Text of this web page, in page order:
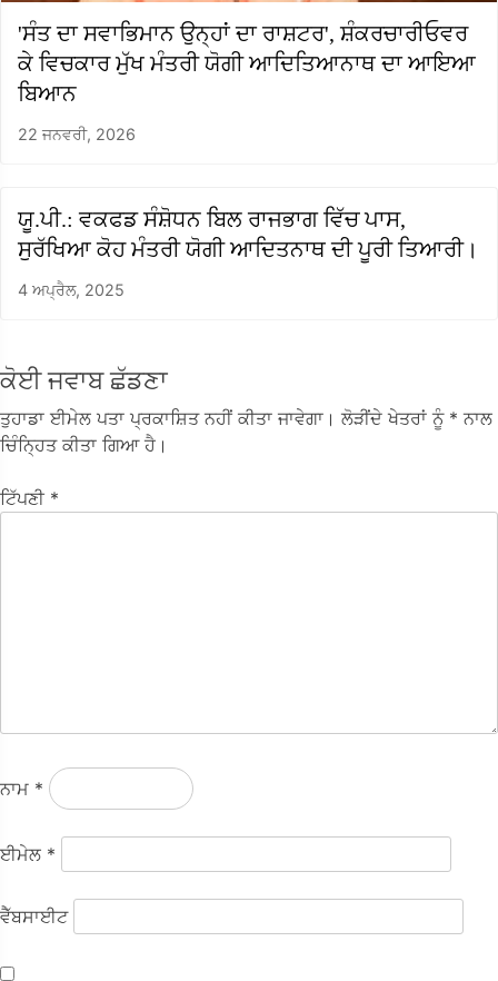
'ਸੰਤ ਦਾ ਸਵਾਭਿਮਾਨ ਉਨ੍ਹਾਂ ਦਾ ਰਾਸ਼ਟਰ', ਸ਼ੰਕਰਚਾਰੀਓਵਰ
ਕੇ ਵਿਚਕਾਰ ਮੁੱਖ ਮੰਤਰੀ ਯੋਗੀ ਆਦਿਤਿਆਨਾਥ ਦਾ ਆਇਆ
ਬਿਆਨ
22 ਜਨਵਰੀ, 2026
ਯੂ.ਪੀ.: ਵਕਫਡ ਸੰਸ਼ੋਧਨ ਬਿਲ ਰਾਜਭਾਗ ਵਿੱਚ ਪਾਸ,
ਸੁਰੱਖਿਆ ਕੋਹ ਮੰਤਰੀ ਯੋਗੀ ਆਦਿਤਨਾਥ ਦੀ ਪੂਰੀ ਤਿਆਰੀ।
4 ਅਪ੍ਰੈਲ, 2025
ਕੋਈ ਜਵਾਬ ਛੱਡਣਾ
ਤੁਹਾਡਾ ਈਮੇਲ ਪਤਾ ਪ੍ਰਕਾਸ਼ਿਤ ਨਹੀਂ ਕੀਤਾ ਜਾਵੇਗਾ। ਲੋੜੀਂਦੇ ਖੇਤਰਾਂ ਨੂੰ * ਨਾਲ
ਚਿੰਨ੍ਹਿਤ ਕੀਤਾ ਗਿਆ ਹੈ।
ਟਿੱਪਣੀ *
ਨਾਮ *
ਈਮੇਲ *
ਵੈੱਬਸਾਈਟ